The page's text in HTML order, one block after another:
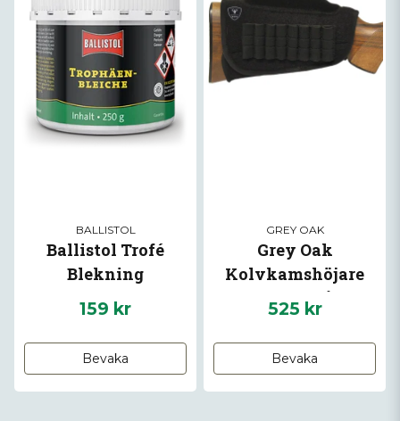
BALLISTOL
Ballistol Trofé
Blekning
159 kr
Bevaka
GREY OAK
Grey Oak
Kolvkamshöjare
med patronhållare
525 kr
Bevaka